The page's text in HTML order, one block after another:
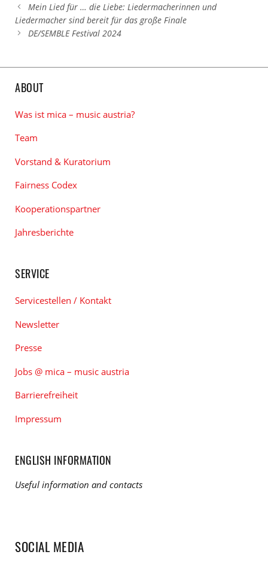
Mein Lied für … die Liebe: Liedermacherinnen und
Liedermacher sind bereit für das große Finale
DE/SEMBLE Festival 2024
ABOUT
Was ist mica – music austria?
Team
Vorstand & Kuratorium
Fairness Codex
Kooperationspartner
Jahresberichte
SERVICE
Servicestellen / Kontakt
Newsletter
Presse
Jobs @ mica – music austria
Barrierefreiheit
Impressum
ENGLISH INFORMATION
Useful information and contacts
SOCIAL MEDIA